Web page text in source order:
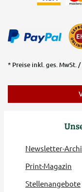
Newsletter-
Print-Magazin
Stellenangebote
* Preise inkl. ges. MwSt. /